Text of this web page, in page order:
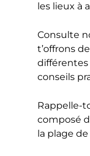
les lieux à
Consulte
t’offrons
différentes
conseils
Rappelle-
composé
la plage